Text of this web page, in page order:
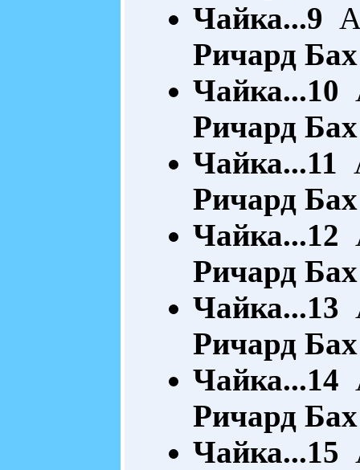
Чайка...9
Ричард Бах
Чайка...10
Ричард Бах
Чайка...11
Ричард Бах
Чайка...12
Ричард Бах
Чайка...13
Ричард Бах
Чайка...14
Ричард Бах
Чайка...15